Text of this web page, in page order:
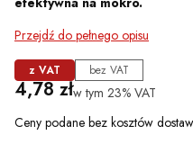
Przejdź do pełnego opisu
z VAT bez VAT
Cena
4,78 złw tym 23% VAT
w tym 23% VAT
Ceny podane bez kosztów